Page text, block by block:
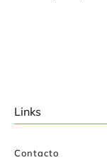
Links
Contacto